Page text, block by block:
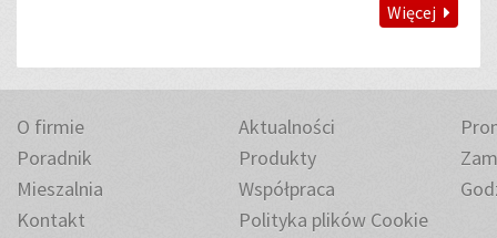
Więcej
O firmie Aktualności
Poradnik
Produkty
Mieszalnia
Współpraca
Kontakt
Polityka plików Cookie